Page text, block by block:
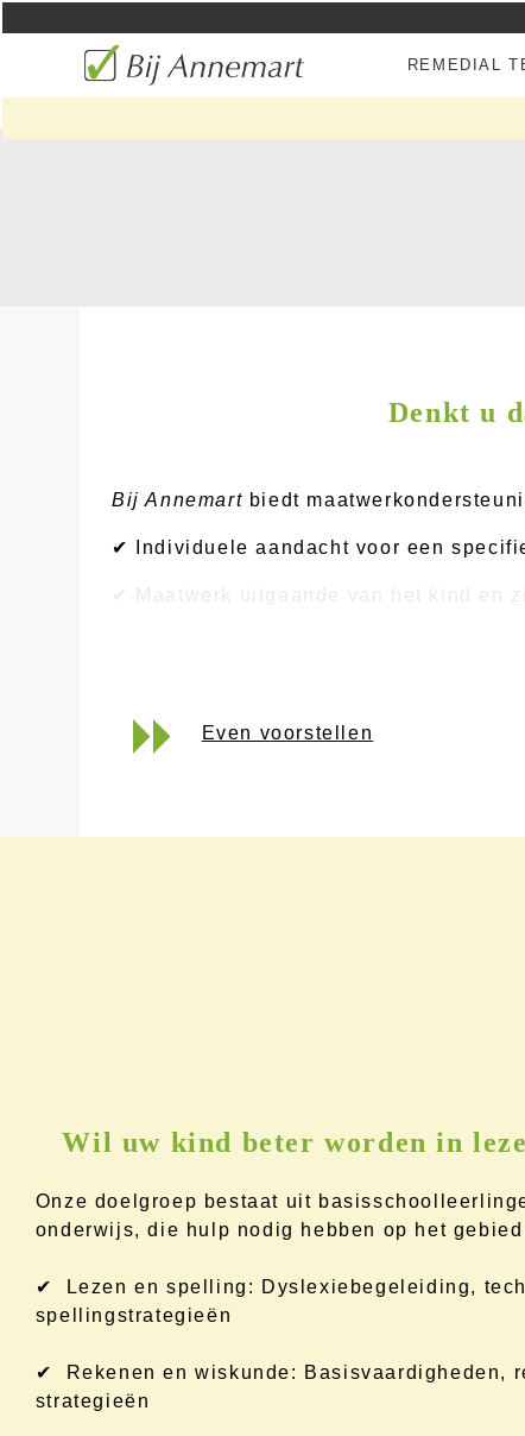
REMEDIAL
Denkt u
Bij Annemart biedt
✔ Individuele aandacht voor een
Even voorstellen
Wil uw kind beter worden in
Onze doelgroep bestaat uit
onderwijs, die hulp nodig hebben op het gebied
✔ Lezen en spelling: Dyslexiebegeleiding,
spellingstrategieën
✔ Rekenen en wiskunde: Basisvaardigheden,
strategieën